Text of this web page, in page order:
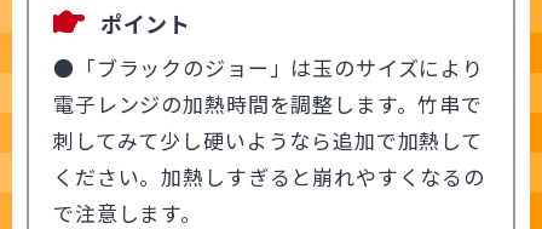
ポイント
●「ブラックのジョー」は玉のサイズにより
電子レンジの加熱時間を調整します。竹串で
刺してみて少し硬いようなら追加で加熱して
ください。加熱しすぎると崩れやすくなるの
で注意します。